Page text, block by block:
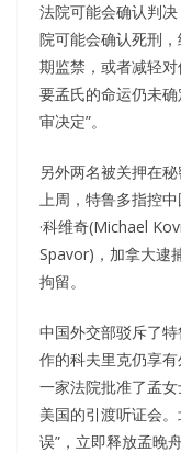
法院可能会确认判
院可能会确认死刑
期监禁，或者减轻
要孟氏的命运仍未
审决定”。
另外两名被关押在
上周，特鲁多指控
·科维奇(Michael
Spavor)，加拿大逮
拘留。
中国外交部驳斥了
作的科夫里克仍享
一家法院批准了孟
美国的引渡听证会
误”，立即释放孟晚舟